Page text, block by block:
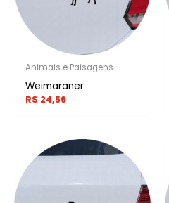
Animais e Paisagens
Weimaraner
R$ 24,56